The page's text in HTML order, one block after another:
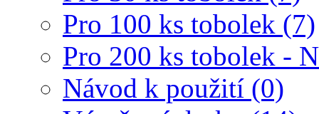
Pro 100 ks tobolek (7)
Pro 200 ks tobolek -
Návod k použití (0)